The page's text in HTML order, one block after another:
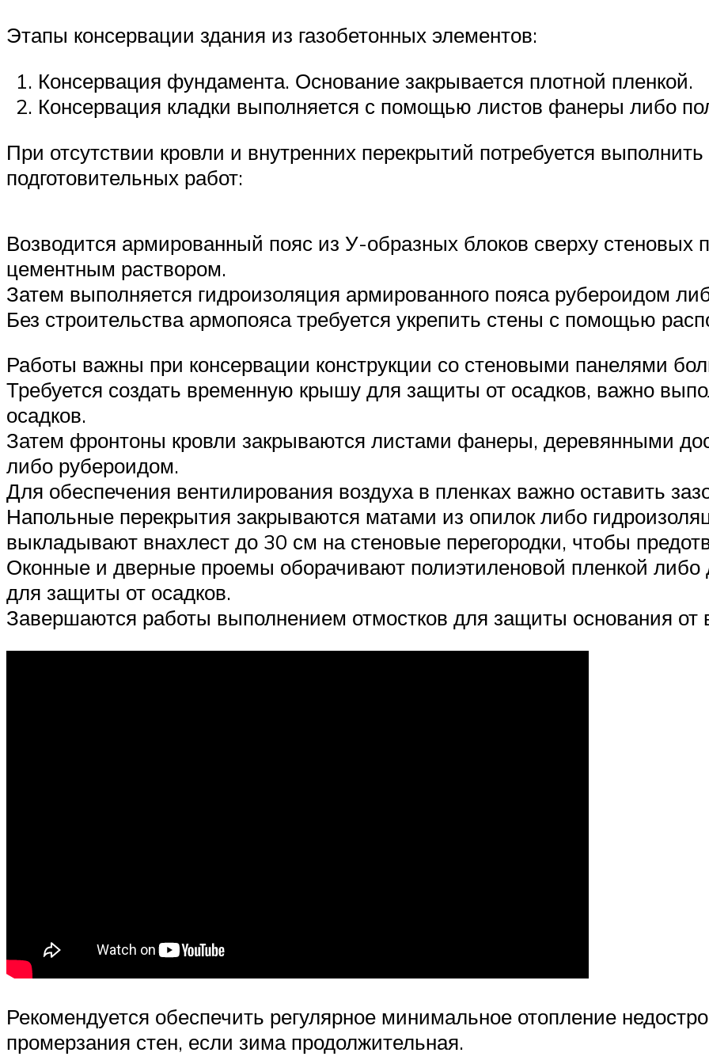
Этапы консервации здания из газобетонных элементов:
Консервация фундамента. Основание закрывается плотной пленкой.
Консервация кладки выполняется с помощью листов фанеры либо
При отсутствии кровли и внутренних перекрытий потребуется
подготовительных работ:
Возводится армированный пояс из У-образных блоков сверху стеновых
цементным раствором.
Затем выполняется гидроизоляция армированного пояса рубероидом
Без строительства армопояса требуется укрепить стены с помощью
Работы важны при консервации конструкции со стеновыми панелями
Требуется создать временную крышу для защиты от осадков, важно
осадков.
Затем фронтоны кровли закрываются листами фанеры, деревянными
либо рубероидом.
Для обеспечения вентилирования воздуха в пленках важно оставить
Напольные перекрытия закрываются матами из опилок либо
выкладывают внахлест до 30 см на стеновые перегородки, чтобы
Оконные и дверные проемы оборачивают полиэтиленовой пленкой либо
для защиты от осадков.
Завершаются работы выполнением отмостков для защиты основания
Рекомендуется обеспечить регулярное минимальное отопление
промерзания стен, если зима продолжительная.